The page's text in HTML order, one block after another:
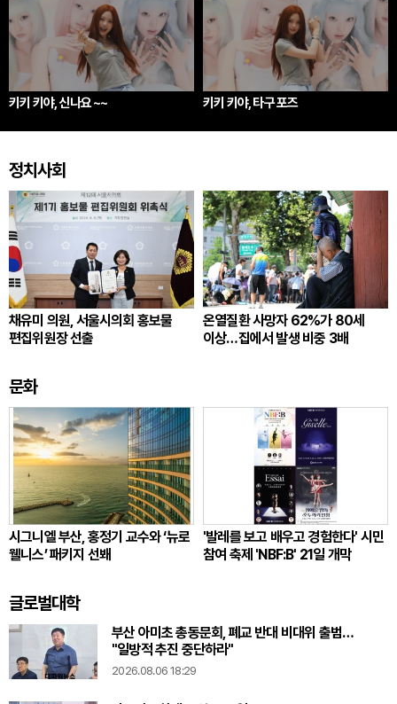
키키 키야, 신나요 ~~ 키키 키야, 타구 포즈
정치사회
채유미 의원, 서울시의회 홍보물
편집위원장 선출
온열질환 사망자 62%가 80세
이상…집에서 발생 비중 3배
문화
시그니엘 부산, 홍정기 교수와 ‘뉴로
웰니스’ 패키지 선봬
'발레를 보고 배우고 경험한다' 시민
참여 축제 'NBF:B' 21일 개막
글로벌대학
부산 아미초 총동문회, 폐교 반대 비대위 출범…
"일방적 추진 중단하라"
2026.08.06 18:29